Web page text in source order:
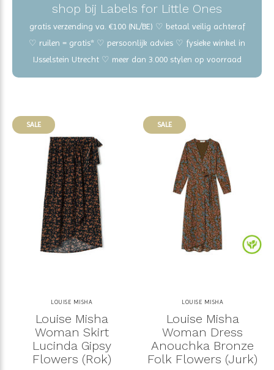
shop bij Labels for Little Ones
gratis verzending va. €100 (NL/BE) ♡ betaal veilig achteraf
♡ ruilen = gratis* ♡ persoonlijk advies ♡ fysieke winkel in
IJsselstein Utrecht ♡ meer dan 3.000 stylen op voorraad
SALE
LOUISE MISHA
Louise Misha
Woman Skirt
Lucinda Gipsy
Flowers (Rok)
SALE
LOUISE MISHA
Louise Misha
Woman Dress
Anouchka Bronze
Folk Flowers (Jurk)